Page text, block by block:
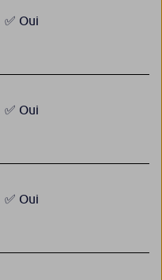
✅ Oui
✅ Oui
✅ Oui